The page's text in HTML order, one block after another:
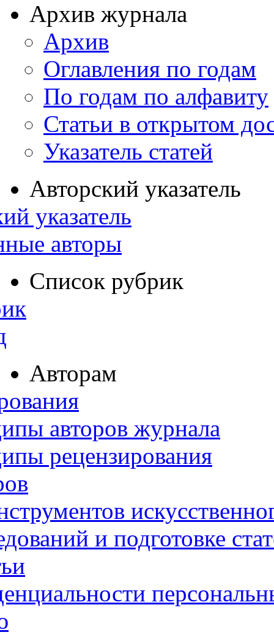
Архив журнала
Архив
Оглавления по годам
По годам по алфавиту
Статьи в открытом
Указатель статей
Авторский указатель
указатель
авторы
Список рубрик
Авторам
авторов журнала
рецензирования
и подготовке